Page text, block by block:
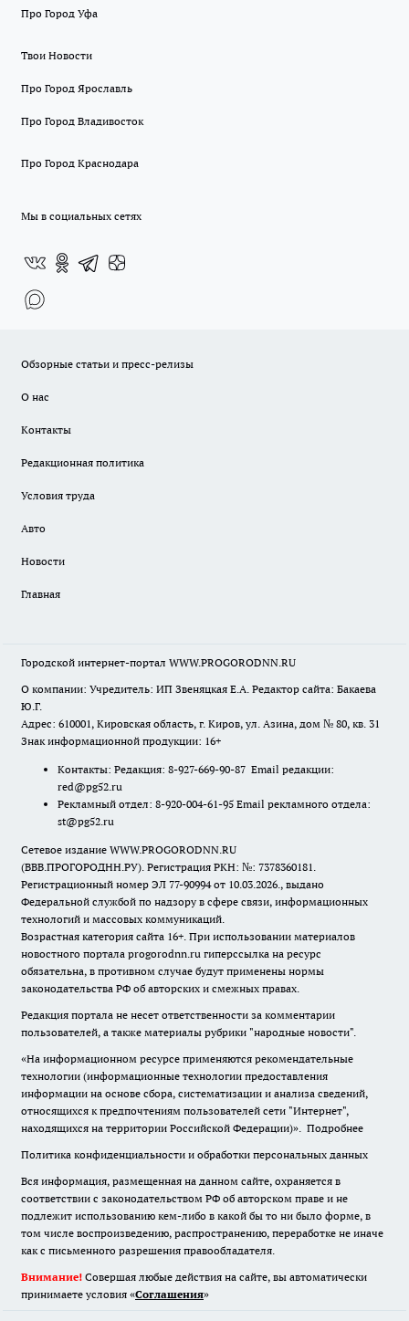
Про Город Уфа
Твои Новости
Про Город Ярославль
Про Город Владивосток
Про Город Краснодара
Мы в социальных сетях
Обзорные статьи и пресс-релизы
О нас
Контакты
Редакционная политика
Условия труда
Авто
Новости
Главная
Городской интернет-портал WWW.PROGORODNN.RU
О компании: Учредитель: ИП Звеняцкая Е.А. Редактор сайта: Бакаева
Ю.Г.
Адрес: 610001, Кировская область, г. Киров, ул. Азина, дом № 80, кв. 31
Знак информационной продукции: 16+
Контакты: Редакция: 8-927-669-90-87 Email редакции:
red@pg52.ru
Рекламный отдел: 8-920-004-61-95 Email рекламного отдела:
st@pg52.ru
Сетевое издание WWW.PROGORODNN.RU
(ВВВ.ПРОГОРОДНН.РУ). Регистрация РКН: №: 7378360181.
Регистрационный номер ЭЛ 77-90994 от 10.03.2026., выдано
Федеральной службой по надзору в сфере связи, информационных
технологий и массовых коммуникаций.
Возрастная категория сайта 16+. При использовании материалов
новостного портала progorodnn.ru гиперссылка на ресурс
обязательна, в противном случае будут применены нормы
законодательства РФ об авторских и смежных правах.
Редакция портала не несет ответственности за комментарии
пользователей, а также материалы рубрики "народные новости".
«На информационном ресурсе применяются рекомендательные
технологии (информационные технологии предоставления
информации на основе сбора, систематизации и анализа сведений,
относящихся к предпочтениям пользователей сети "Интернет",
находящихся на территории Российской Федерации)». Подробнее
Политика конфиденциальности и обработки персональных данных
Вся информация, размещенная на данном сайте, охраняется в
соответствии с законодательством РФ об авторском праве и не
подлежит использованию кем-либо в какой бы то ни было форме, в
том числе воспроизведению, распространению, переработке не иначе
как с письменного разрешения правообладателя.
Внимание! Совершая любые действия на сайте, вы автоматически
принимаете условия «Cоглашения»